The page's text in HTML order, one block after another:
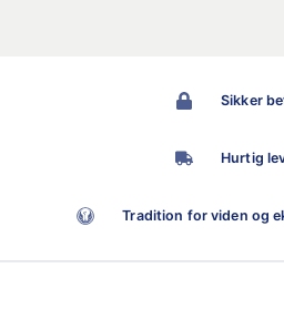
Sikker
Hurtig
Tradition for viden og